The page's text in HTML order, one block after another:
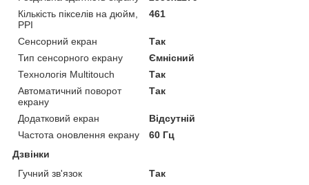
Кількість пікселів на дюйм,
PPI
461
Сенсорний екран
Так
Тип сенсорного екрану
Ємнісний
Технологія Multitouch
Так
Автоматичний поворот
екрану
Так
Додатковий екран
Відсутній
Частота оновлення екрану
60 Гц
Дзвінки
Гучний зв'язок
Так